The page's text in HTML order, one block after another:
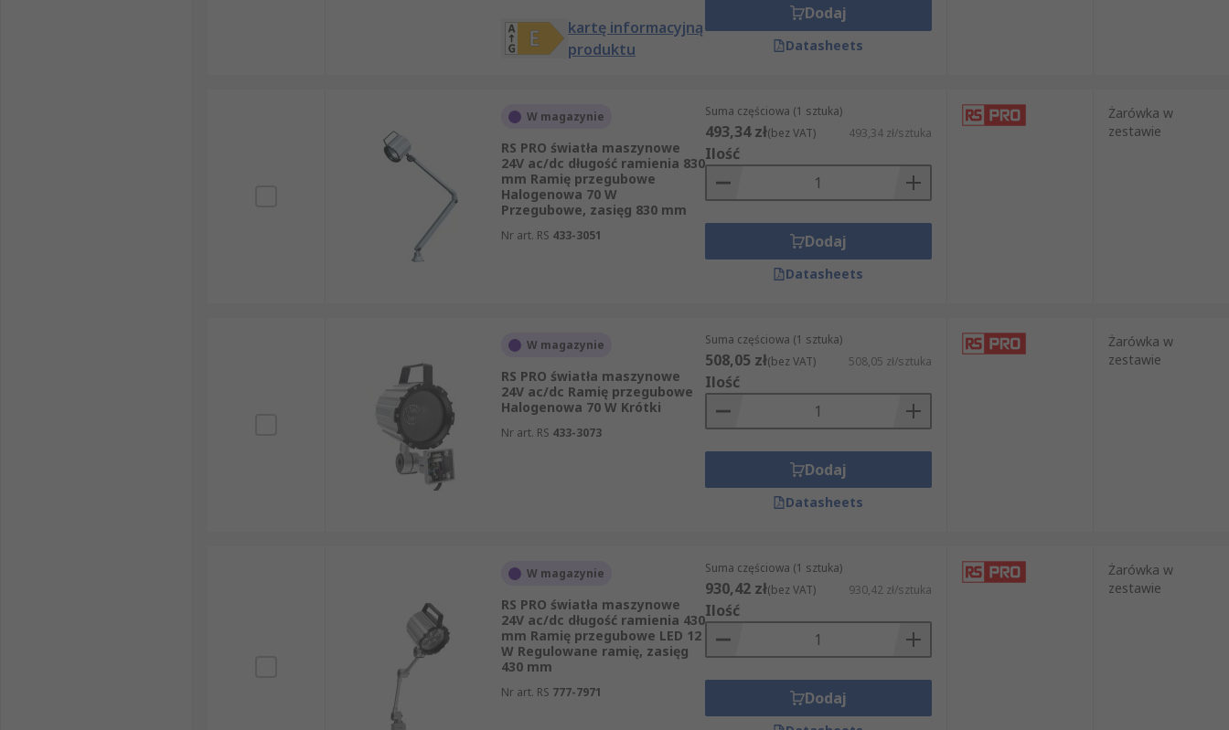
kartę informacyjną
produktu
Dodaj
Datasheets
W magazynie
RS PRO światła maszynowe
24V ac/dc długość ramienia 830
mm Ramię przegubowe
Halogenowa 70 W
Przegubowe, zasięg 830 mm
Nr art. RS 433-3051
Suma częściowa (1 sztuka)
493,34 zł(bez VAT) 493,34 zł/sztuka
Ilość
Dodaj
Datasheets
Żarówka w
zestawie
W magazynie
RS PRO światła maszynowe
24V ac/dc Ramię przegubowe
Halogenowa 70 W Krótki
Nr art. RS 433-3073
Suma częściowa (1 sztuka)
508,05 zł(bez VAT) 508,05 zł/sztuka
Ilość
Dodaj
Datasheets
Żarówka w
zestawie
W magazynie
RS PRO światła maszynowe
24V ac/dc długość ramienia 430
mm Ramię przegubowe LED 12
W Regulowane ramię, zasięg
430 mm
Nr art. RS 777-7971
Suma częściowa (1 sztuka)
930,42 zł(bez VAT) 930,42 zł/sztuka
Ilość
Dodaj
Żarówka w
zestawie